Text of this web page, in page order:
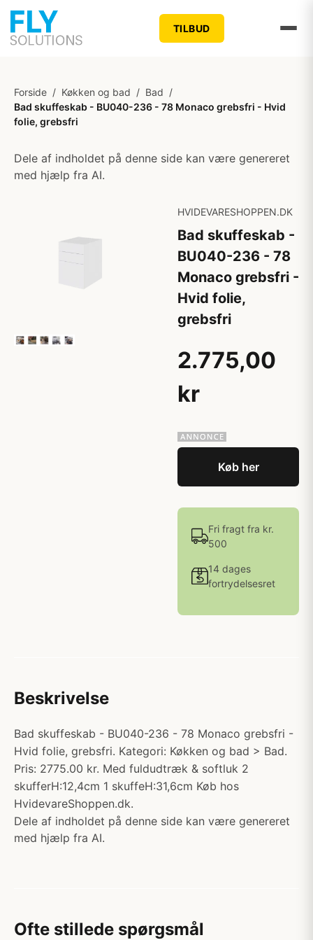
TILBUD
Forside / Køkken og bad / Bad /
Bad skuffeskab - BU040-236 - 78 Monaco grebsfri - Hvid
folie, grebsfri
Dele af indholdet på denne side kan være genereret
med hjælp fra AI.
HVIDEVARESHOPPEN.DK
Bad skuffeskab -
BU040-236 - 78
Monaco grebsfri -
Hvid folie,
grebsfri
2.775,00
kr
Køb her
Fri fragt fra kr.
500
14 dages
fortrydelsesret
Beskrivelse
Bad skuffeskab - BU040-236 - 78 Monaco grebsfri -
Hvid folie, grebsfri. Kategori: Køkken og bad > Bad.
Pris: 2775.00 kr. Med fuldudtræk & softluk 2
skufferH:12,4cm 1 skuffeH:31,6cm Køb hos
HvidevareShoppen.dk.
Dele af indholdet på denne side kan være genereret
med hjælp fra AI.
Ofte stillede spørgsmål